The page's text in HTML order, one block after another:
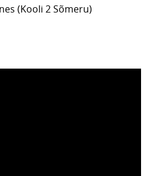
(Kooli 2 Sõmeru)